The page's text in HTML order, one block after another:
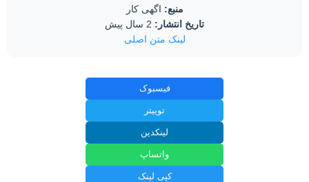
منبع: اگهی کار
تاریخ انتشار:
لینک متن اصلی
فیسبوک
توییتر
لینکدین
واتساپ
کپی لینک